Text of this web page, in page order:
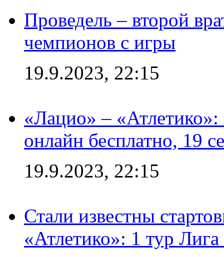
Проведель – второй
чемпионов с игры
19.9.2023, 22:15
«Лацио» –
онлайн бесплатно, 19
19.9.2023, 22:15
Стали известны
«Атлетико»: 1 тур